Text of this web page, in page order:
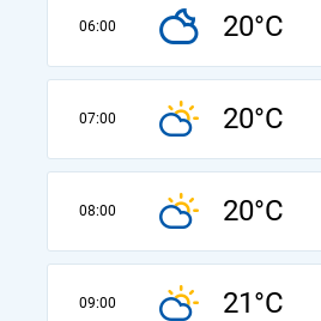
06:00 20°C
07:00 20°C
08:00 20°C
09:00 21°C